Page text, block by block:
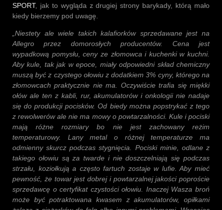
SPORT, jak to wygląda z drugiej strony barykady, którą mało
kiedy bierzemy pod uwagę.
„Niestety ale wiele takich kalafiorków sprzedawane jest na
Allegro przez domorosłych producentów. Cena jest
wypadkową pomysłu, ceny ze złomowca i kuchenki w kuchni.
Aby kule, tak jak w epoce, miały odpowiedni skład chemiczny
muszą być z czystego ołowiu z dodatkiem 3% cyny, którego na
złomowcach praktycznie nie ma. Oczywiście trafia się miękki
ołów ale ten z kabli, rur, akumulatorów i onkologii nie nadaje
się do produkcji pocisków. Od biedy można popstrykać z tego
z rewolwerów ale nie ma mowy o powtarzalności. Kule i pociski
mają różne rozmiary bo nie jest zachowany reżim
temperaturowy. Lany metal o różnej temperaturze ma
odmienny skurcz podczas stygnięcia. Pociski minie, odlane z
takiego ołowiu są za twarde i nie doszczelniają się podczas
strzału, koziołkują a często fartuch zostaje w lufie. Aby mieć
pewność, że towar jest dobrej i powtarzalnej jakości poproście
sprzedawcę o certyfikat czystości ołowiu. Inaczej Wasza broń
może być potraktowana kwasem z akumulatorów, opiłkami